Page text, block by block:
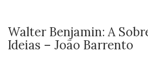
Walter Benjamin: A
Ideias – João Barrento